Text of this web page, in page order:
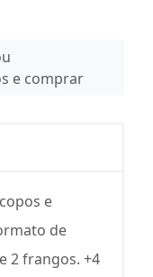
e comprar
e
de
2 frangos. +4